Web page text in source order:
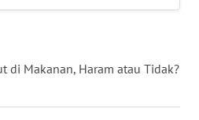
di Makanan, Haram atau Tidak?